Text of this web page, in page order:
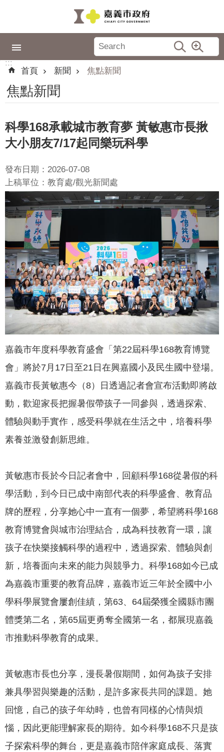
政
專
區
城
品
牌
識
嘉
義
新
活
動
公
告
機
關
站
便
民
服
務
絡
們
網
社
群
政
府
訊
公
抗
旱
水
區
站
導
:::
首頁
新聞 焦點新聞
焦點新聞
科學168承載城市教育夢 黃敏惠市長揪
大小朋友7/17起同樂玩科學
發布日期：2026-07-08
上稿單位：教育處/觀光新聞處
嘉義市年度科學教育盛會「第22屆科學168教育博覽
會」將於7月17日至21日在興嘉國小及民生國中登場。
嘉義市長黃敏惠今（8）日透過記者會宣布活動即將啟
動，歡迎家長把握暑假帶孩子一同參與，透過探索、
體驗與動手實作，感受科學就在生活之中，培養科學
素養並激發創新思維。
黃敏惠市長於今日記者會中，回顧科學168從暑假的科
學活動，到今日已成中南部代表的科學盛會、教育品
牌的歷程，分享她心中一直有一個夢，希望將科學168
教育博覽會與城市治理結合，成為科技教育一環，讓
孩子在快樂接觸科學的過程中，透過探索、體驗與創
新，培養面向未來的能力與競爭力。科學168如今已成
為嘉義市重要的教育品牌，嘉義市近三年於全國中小
學科學展覽會屢創佳績，第63、64屆榮獲全國縣市團
體獎第二名，第65屆更勇奪全國第一名，都展現嘉義
市推動科學教育的成果。
黃敏惠市長也分享，漫長暑假期間，如何為孩子安排
兼具學習與樂趣的活動，是許多家長共同的課題。她
回憶，自己的孩子年幼時，也曾有同樣的心情與煩
惱，因此更能理解家長的期待。如今科學168不只是孩
子探索科學的舞台，更是嘉義市陪伴家庭成長、落實